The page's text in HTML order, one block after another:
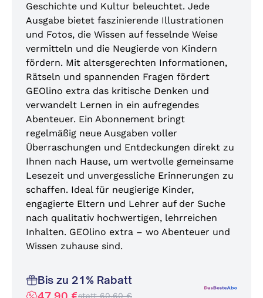
Geschichte und Kultur beleuchtet. Jede
Ausgabe bietet faszinierende Illustrationen
und Fotos, die Wissen auf fesselnde Weise
vermitteln und die Neugierde von Kindern
fördern. Mit altersgerechten Informationen,
Rätseln und spannenden Fragen fördert
GEOlino extra das kritische Denken und
verwandelt Lernen in ein aufregendes
Abenteuer. Ein Abonnement bringt
regelmäßig neue Ausgaben voller
Überraschungen und Entdeckungen direkt zu
Ihnen nach Hause, um wertvolle gemeinsame
Lesezeit und unvergessliche Erinnerungen zu
schaffen. Ideal für neugierige Kinder,
engagierte Eltern und Lehrer auf der Suche
nach qualitativ hochwertigen, lehrreichen
Inhalten. GEOlino extra – wo Abenteuer und
Wissen zuhause sind.
Bis zu 21% Rabatt
statt 60,60 €